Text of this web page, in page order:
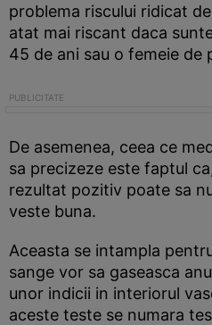
problema riscului ridicat
atat mai riscant daca
45 de ani sau o femeie de
De asemenea, ceea ce
sa precizeze este faptul
rezultat pozitiv poate sa
veste buna.
Aceasta se intampla
sange vor sa gaseasca
unor indicii in interiorul
aceste teste se numara